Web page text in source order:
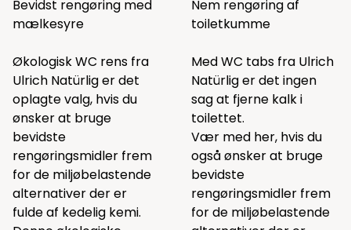
Bevidst rengøring med
mælkesyre
Økologisk WC rens fra
Ulrich Natürlig er det
oplagte valg, hvis du
ønsker at bruge
bevidste
rengøringsmidler frem
for de miljøbelastende
alternativer der er
fulde af kedelig kemi.
Nem rengøring af
toiletkumme
Med WC tabs fra Ulrich
Natürlig er det ingen
sag at fjerne kalk i
toilettet.
Vær med her, hvis du
også ønsker at bruge
bevidste
rengøringsmidler frem
for de miljøbelastende